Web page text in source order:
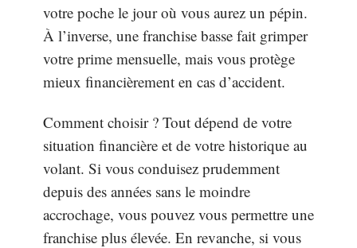
votre poche le jour où vous aurez un pépin.
À l’inverse, une franchise basse fait grimper
votre prime mensuelle, mais vous protège
mieux financièrement en cas d’accident.
Comment choisir ? Tout dépend de votre
situation financière et de votre historique au
volant. Si vous conduisez prudemment
depuis des années sans le moindre
accrochage, vous pouvez vous permettre une
franchise plus élevée. En revanche, si vous